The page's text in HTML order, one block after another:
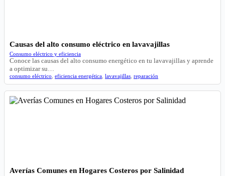
Causas del alto consumo eléctrico en lavavajillas
Consumo eléctrico y eficiencia
Conoce las causas del alto consumo energético en tu lavavajillas y aprende
a optimizar su…
consumo eléctrico eficiencia energética lavavajillas reparación
Averías Comunes en Hogares Costeros por Salinidad